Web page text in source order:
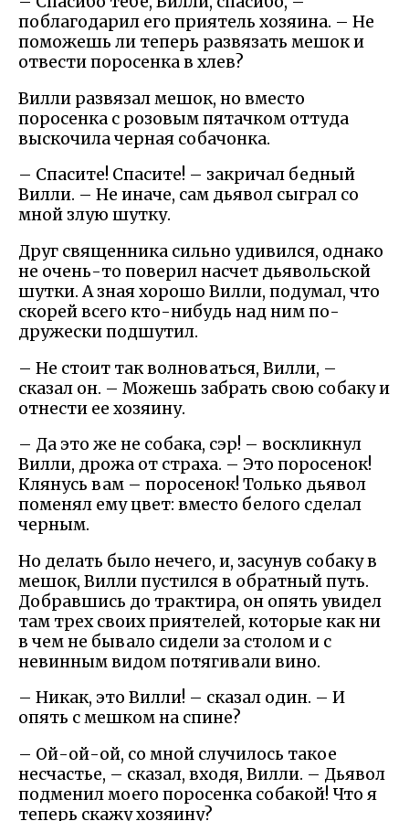
поблагодарил его приятель хозяина. – Не
поможешь ли теперь развязать мешок и
отвести поросенка в хлев?
Вилли развязал мешок, но вместо
поросенка с розовым пятачком оттуда
выскочила черная собачонка.
– Спасите! Спасите! – закричал бедный
Вилли. – Не иначе, сам дьявол сыграл со
мной злую шутку.
Друг священника сильно удивился, однако
не очень-то поверил насчет дьявольской
шутки. А зная хорошо Вилли, подумал, что
скорей всего кто-нибудь над ним по-
дружески подшутил.
– Не стоит так волноваться, Вилли, –
сказал он. – Можешь забрать свою собаку и
отнести ее хозяину.
– Да это же не собака, сэр! – воскликнул
Вилли, дрожа от страха. – Это поросенок!
Клянусь вам – поросенок! Только дьявол
поменял ему цвет: вместо белого сделал
черным.
Но делать было нечего, и, засунув собаку в
мешок, Вилли пустился в обратный путь.
Добравшись до трактира, он опять увидел
там трех своих приятелей, которые как ни
в чем не бывало сидели за столом и с
невинным видом потягивали вино.
– Никак, это Вилли! – сказал один. – И
опять с мешком на спине?
– Ой-ой-ой, со мной случилось такое
несчастье, – сказал, входя, Вилли. – Дьявол
подменил моего поросенка собакой! Что я
теперь скажу хозяину?